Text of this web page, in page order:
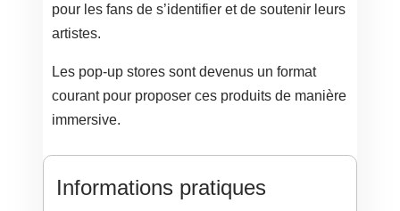
pour les fans de s’identifier et de soutenir leurs
artistes.
Les pop-up stores sont devenus un format
courant pour proposer ces produits de manière
immersive.
Informations pratiques